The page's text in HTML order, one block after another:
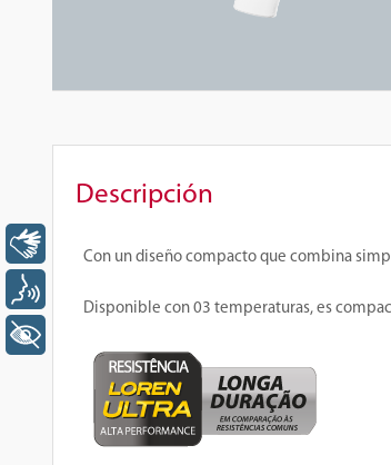
Descripción
Con un diseño compacto que combina
Disponible con 03 temperaturas, es